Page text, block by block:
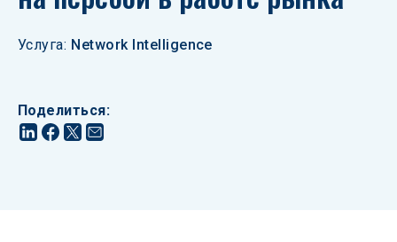
Услуга: Network Intelligence
Поделиться: